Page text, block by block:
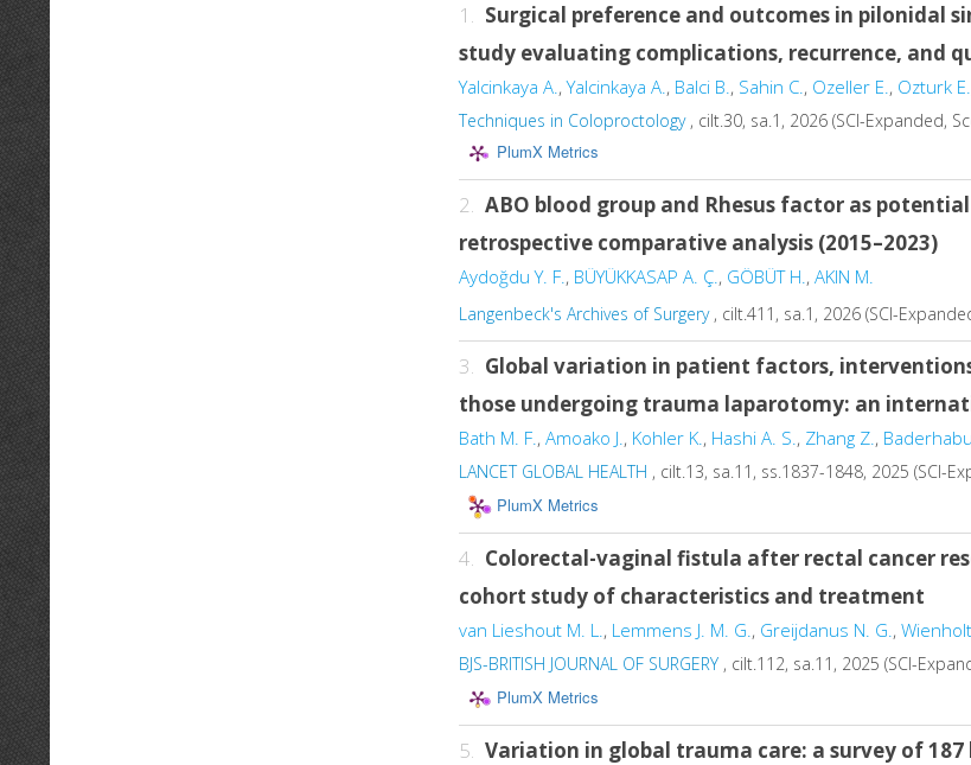
1. Surgical preference and outcomes in pilonidal
study evaluating complications, recurrence, and
Yalcinkaya A.,Yalcinkaya A., Balci B., Sahin C., Ozeller E., Ozturk E.
Techniques in Coloproctology, cilt.30, sa.1, 2026 (SCI-Expanded,
PlumX Metrics
2. ABO blood group and Rhesus factor as
retrospective comparative analysis (2015–2023)
Aydoğdu Y. F., BÜYÜKKASAP A. Ç., GÖBÜT H., AKIN M.
Langenbeck's Archives of Surgery, cilt.411, sa.1, 2026 (SCI-
3. Global variation in patient factors,
those undergoing trauma laparotomy: an
Bath M. F., Amoako J., Kohler K., Hashi A. S., Zhang Z.,
LANCET GLOBAL HEALTH , cilt.13, sa.11, ss.1837-1848, 2025 (SCI-
PlumX Metrics
4. Colorectal-vaginal fistula after rectal cancer
cohort study of characteristics and treatment
van Lieshout M. L. , Lemmens J. M. G. , Greijdanus N. G. ,
BJS-BRITISH JOURNAL OF SURGERY , cilt.112, sa.11, 2025 (SCI-
PlumX Metrics
5. Variation in global trauma care: a survey of 187